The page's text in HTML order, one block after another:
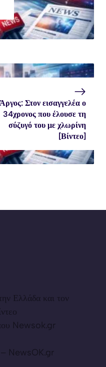
Άργος: Στον εισαγγελέα ο
34χρονος που έλουσε τη
σύζυγό του με χλωρίνη
[Βίντεο]
Ελλάδα και τον
Newsok.gr
– NewsOK.gr